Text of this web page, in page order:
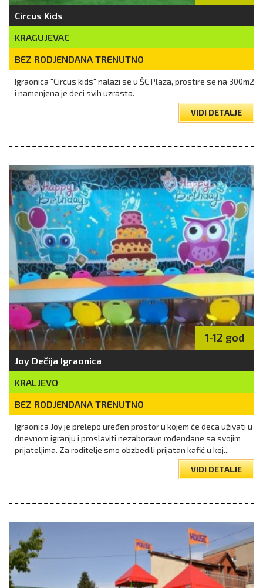
Circus Kids
KRAGUJEVAC
BEZ RODJENDANA TRENUTNO
Igraonica "Circus kids" nalazi se u ŠC Plaza, prostire se na 300m2
i namenjena je deci svih uzrasta.
VIDI DETALJE
1-12 god
Joy Dečija Igraonica
KRALJEVO
BEZ RODJENDANA TRENUTNO
Igraonica Joy je prelepo uređen prostor u kojem će deca uživati u
dnevnom igranju i proslaviti nezaboravn rođendane sa svojim
prijateljima. Za roditelje smo obzbedili prijatan kafić u koj...
VIDI DETALJE